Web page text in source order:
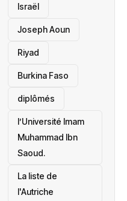
Israël
Joseph Aoun
Riyad
Burkina Faso
diplômés
l’Université Imam
Muhammad Ibn
Saoud.
‎La liste de
l'Autriche